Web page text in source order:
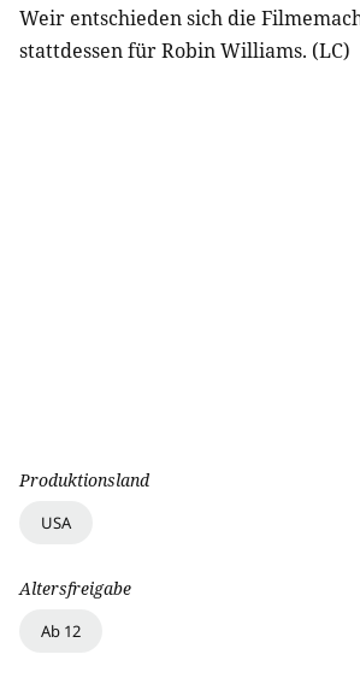
Weir entschieden sich die
stattdessen für Robin Williams. (LC)
Produktionsland
USA
Altersfreigabe
Ab 12